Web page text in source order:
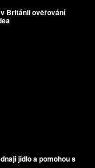
Británii ověřování
jídlo a pomohou s